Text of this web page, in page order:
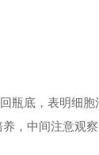
瓶底，表明细胞
，中间注意观